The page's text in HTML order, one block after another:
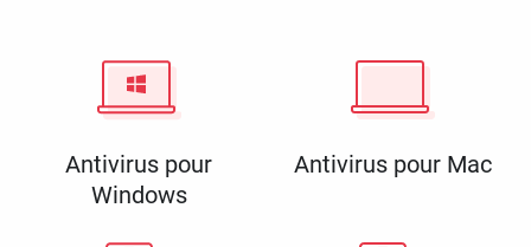
Antivirus pour
Windows
Antivirus pour Mac